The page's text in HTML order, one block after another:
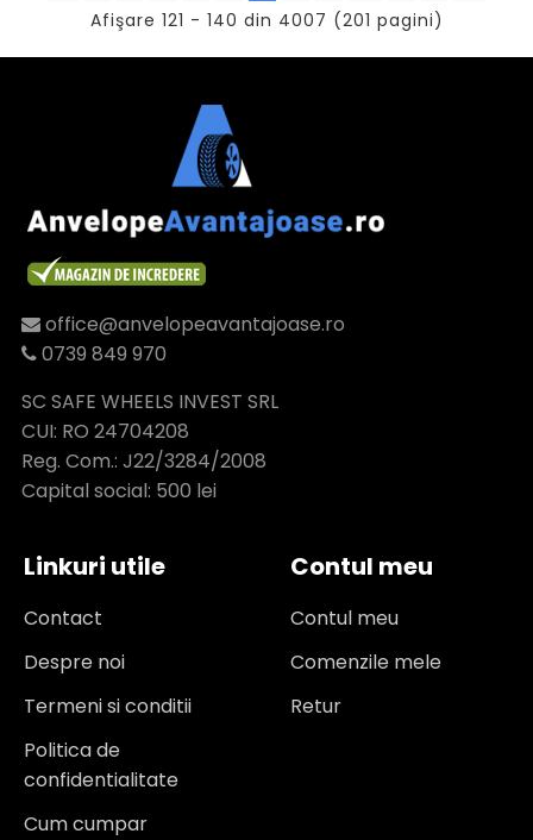
Afişare 121 - 140 din 4007 (201 pagini)
office@anvelopeavantajoase.ro
0739 849 970
SC SAFE WHEELS INVEST SRL
CUI: RO 24704208
Reg. Com.: J22/3284/2008
Capital social: 500 lei
Linkuri utile
Contact
Despre noi
Termeni si conditii
Politica de
confidentialitate
Cum cumpar
Contul meu
Contul meu
Comenzile mele
Retur